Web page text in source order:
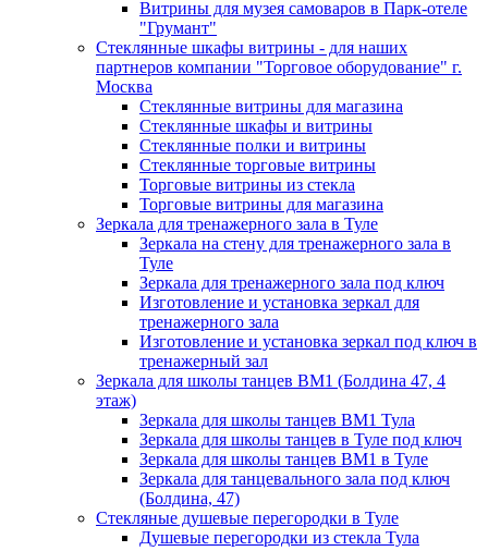
Витрины для музея самоваров в Парк-отеле
"Грумант"
Стеклянные шкафы витрины - для наших
партнеров компании "Торговое оборудование" г.
Москва
Стеклянные витрины для магазина
Стеклянные шкафы и витрины
Стеклянные полки и витрины
Стеклянные торговые витрины
Торговые витрины из стекла
Торговые витрины для магазина
Зеркала для тренажерного зала в Туле
Зеркала на стену для тренажерного зала в
Туле
Зеркала для тренажерного зала под ключ
Изготовление и установка зеркал для
тренажерного зала
Изготовление и установка зеркал под ключ в
тренажерный зал
Зеркала для школы танцев BM1 (Болдина 47, 4
этаж)
Зеркала для школы танцев BM1 Тула
Зеркала для школы танцев в Туле под ключ
Зеркала для школы танцев BM1 в Туле
Зеркала для танцевального зала под ключ
(Болдина, 47)
Стекляные душевые перегородки в Туле
Душевые перегородки из стекла Тула